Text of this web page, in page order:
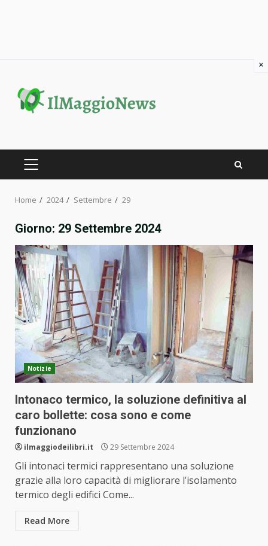
content
PRIMARY
Home 2024 Settembre 29
Giorno: 29 Settembre 2024
Notizie
Intonaco termico, la soluzione definitiva al
caro bollette: cosa sono e come
funzionano
ilmaggiodeilibri.it 29 Settembre 2024
Gli intonaci termici rappresentano una soluzione
grazie alla loro capacità di migliorare l’isolamento
termico degli edifici Come...
Read More
×